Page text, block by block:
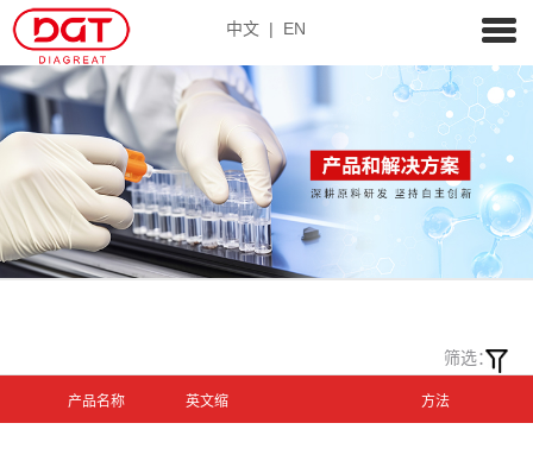
中文 | EN
产品名称
英文缩
方法
筛选：